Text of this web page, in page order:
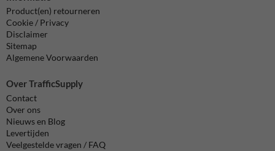
Product(en) retourneren
Cookie / Privacy
Disclaimer
Sitemap
Algemene Voorwaarden
Over TrafficSupply
Contact
Over ons
Nieuws en Blog
Levertijden
Veelgestelde vragen / FAQ